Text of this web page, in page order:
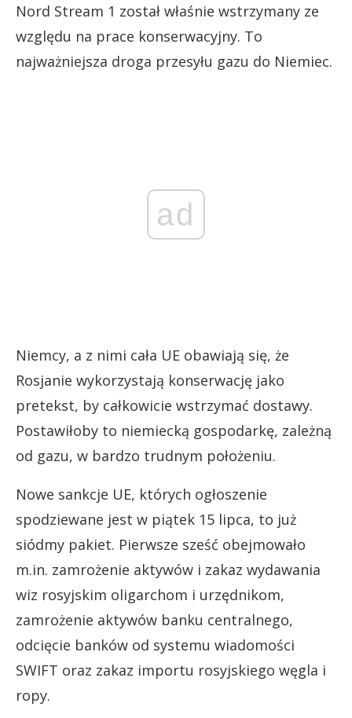
Nord Stream 1 został właśnie wstrzymany ze
względu na prace konserwacyjny. To
najważniejsza droga przesyłu gazu do Niemiec.
ad
Niemcy, a z nimi cała UE obawiają się, że
Rosjanie wykorzystają konserwację jako
pretekst, by całkowicie wstrzymać dostawy.
Postawiłoby to niemiecką gospodarkę, zależną
od gazu, w bardzo trudnym położeniu.
Nowe sankcje UE, których ogłoszenie
spodziewane jest w piątek 15 lipca, to już
siódmy pakiet. Pierwsze sześć obejmowało
m.in. zamrożenie aktywów i zakaz wydawania
wiz rosyjskim oligarchom i urzędnikom,
zamrożenie aktywów banku centralnego,
odcięcie banków od systemu wiadomości
SWIFT oraz zakaz importu rosyjskiego węgla i
ropy.